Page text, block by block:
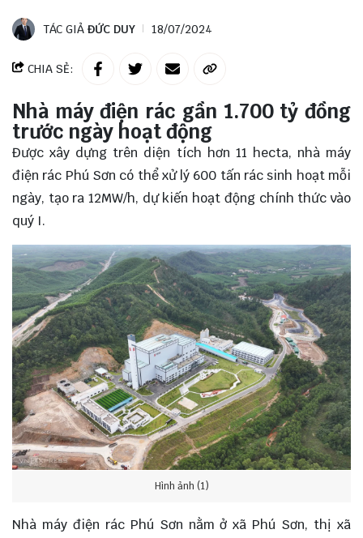
TÁC GIẢ ĐỨC DUY 18/07/2024
CHIA SẺ:
Nhà máy điện rác gần 1.700 tỷ đồng
trước ngày hoạt động
Được xây dựng trên diện tích hơn 11 hecta, nhà máy
điện rác Phú Sơn có thể xử lý 600 tấn rác sinh hoạt mỗi
ngày, tạo ra 12MW/h, dự kiến hoạt động chính thức vào
quý I.
Hình ảnh (1)
Nhà máy điện rác Phú Sơn nằm ở xã Phú Sơn, thị xã